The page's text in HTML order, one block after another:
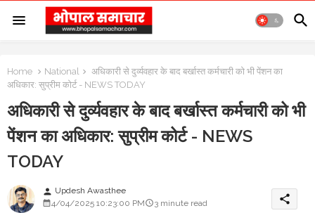
Home National
अधिकारी से दुर्व्यवहार के बाद बर्खास्त कर्मचारी को भी पेंशन का
अधिकार: सुप्रीम कोर्ट - NEWS TODAY
अधिकारी से दुर्व्यवहार के बाद बर्खास्त कर्मचारी को भी
पेंशन का अधिकार: सुप्रीम कोर्ट - NEWS
TODAY
person Updesh Awasthee
4/04/2025 10:23:00 PM
3 minute read share